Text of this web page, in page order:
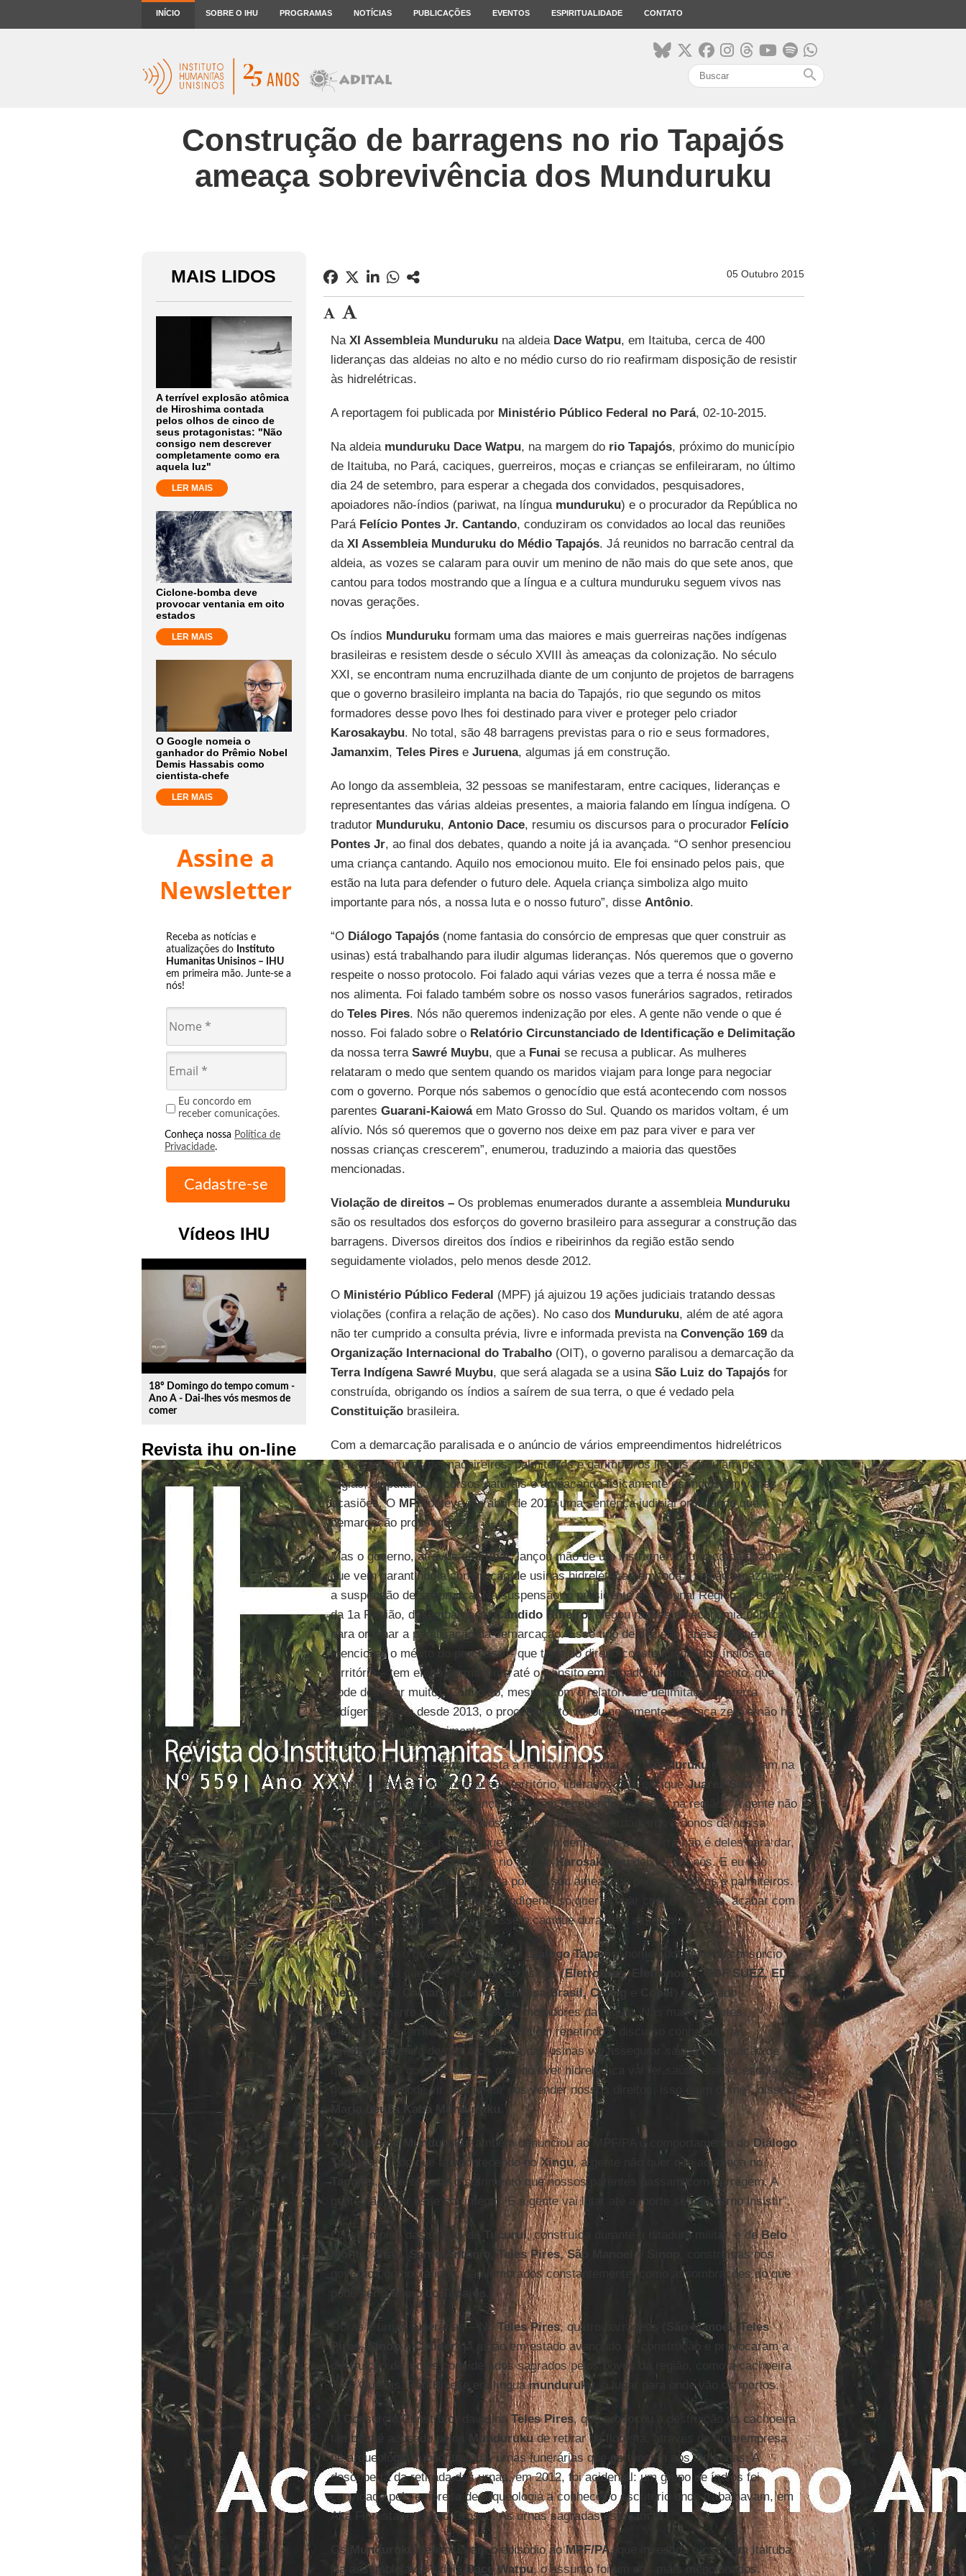
INÍCIO SOBRE O IHU PROGRAMAS NOTÍCIAS PUBLICAÇÕES EVENTOS ESPIRITUALIDADE CONTATO
search
Construção de barragens no rio Tapajós
ameaça sobrevivência dos Munduruku
MAIS LIDOS
A terrível explosão atômica
de Hiroshima contada
pelos olhos de cinco de
seus protagonistas: "Não
consigo nem descrever
completamente como era
aquela luz"
LER MAIS
Ciclone-bomba deve
provocar ventania em oito
estados
LER MAIS
O Google nomeia o
ganhador do Prêmio Nobel
Demis Hassabis como
cientista-chefe
LER MAIS
Assine a
Newsletter
Receba as notícias e
atualizações do Instituto
Humanitas Unisinos – IHU
em primeira mão. Junte-se a
nós!
Eu concordo em
receber comunicações.
Conheça nossa Política de
Privacidade.
Vídeos IHU
play_circle_outline
18º Domingo do tempo comum -
Ano A - Dai-lhes vós mesmos de
comer
Revista ihu on-line
05 Outubro 2015
Na XI Assembleia Mundurukuna aldeia Dace Watpu, em Itaituba, cerca de 400
lideranças das aldeias no alto e no médio curso do rio reafirmam disposição de resistir
às hidrelétricas.
A reportagem foi publicada por Ministério Público Federal no Pará, 02-10-2015.
Na aldeia munduruku Dace Watpu, na margem dorio Tapajós, próximo do município
de Itaituba, no Pará, caciques, guerreiros, moças e crianças se enfileiraram, no último
dia 24 de setembro, para esperar a chegada dos convidados, pesquisadores,
apoiadores não-índios (pariwat, na língua munduruku) e o procurador da República no
Pará Felício Pontes Jr. Cantando, conduziram os convidados ao local das reuniões
da XI Assembleia Munduruku do Médio Tapajós. Já reunidos no barracão central da
aldeia, as vozes se calaram para ouvir um menino de não mais do que sete anos, que
cantou para todos mostrando que a língua e a cultura munduruku seguem vivos nas
novas gerações.
Os índios Mundurukuformam uma das maiores e mais guerreiras nações indígenas
brasileiras e resistem desde o século XVIII às ameaças da colonização. No século
XXI, se encontram numa encruzilhada diante de um conjunto de projetos de barragens
que o governo brasileiro implanta na bacia do Tapajós, rio que segundo os mitos
formadores desse povo lhes foi destinado para viver e proteger pelo criador
Karosakaybu. No total, são 48 barragens previstas para o rio e seus formadores,
Jamanxim, Teles Pires eJuruena, algumas já em construção.
Ao longo da assembleia, 32 pessoas se manifestaram, entre caciques, lideranças e
representantes das várias aldeias presentes, a maioria falando em língua indígena. O
tradutor Munduruku, Antonio Dace, resumiu os discursos para o procurador Felício
Pontes Jr, ao final dos debates, quando a noite já ia avançada. “O senhor presenciou
uma criança cantando. Aquilo nos emocionou muito. Ele foi ensinado pelos pais, que
estão na luta para defender o futuro dele. Aquela criança simboliza algo muito
importante para nós, a nossa luta e o nosso futuro”, disse Antônio.
“O Diálogo Tapajós(nome fantasia do consórcio de empresas que quer construir as
usinas) está trabalhando para iludir algumas lideranças. Nós queremos que o governo
respeite o nosso protocolo. Foi falado aqui várias vezes que a terra é nossa mãe e
nos alimenta. Foi falado também sobre os nosso vasos funerários sagrados, retirados
do Teles Pires. Nós não queremos indenização por eles. A gente não vende o que é
nosso. Foi falado sobre o Relatório Circunstanciado de Identificação e Delimitação
da nossa terra Sawré Muybu, que a Funai se recusa a publicar. As mulheres
relataram o medo que sentem quando os maridos viajam para longe para negociar
com o governo. Porque nós sabemos o genocídio que está acontecendo com nossos
parentes Guarani-Kaiowáem Mato Grosso do Sul. Quando os maridos voltam, é um
alívio. Nós só queremos que o governo nos deixe em paz para viver e para ver
nossas crianças crescerem”, enumerou, traduzindo a maioria das questões
mencionadas.
Violação de direitos –Os problemas enumerados durante a assembleia Munduruku
são os resultados dos esforços do governo brasileiro para assegurar a construção das
barragens. Diversos direitos dos índios e ribeirinhos da região estão sendo
seguidamente violados, pelo menos desde 2012.
O Ministério Público Federal (MPF) já ajuizou 19 ações judiciais tratando dessas
violações (confira a relação de ações). No caso dos Munduruku, além de até agora
não ter cumprido a consulta prévia, livre e informada prevista na Convenção 169da
Organização Internacional do Trabalho(OIT), o governo paralisou a demarcação da
Terra Indígena Sawré Muybu, que será alagada se a usina São Luiz do Tapajósfor
construída, obrigando os índios a saírem de sua terra, o que é vedado pela
Constituiçãobrasileira.
Com a demarcação paralisada e o anúncio de vários empreendimentos hidrelétricos
na região, grupos de madeireiros, palmiteiros e garimpeiros ilegais circulam pela
região, disputando recursos naturais e ameaçando fisicamente os índios em várias
ocasiões. O MPFobteve em abril de 2015 uma sentença judicial ordenando que a
demarcação prosseguisse.
Mas o governo, através daFunai, lançou mão de um instrumento jurídico da ditadura
que vem garantindo a construção de usinas hidrelétricas em toda a região amazônica:
a suspensão de segurança. Na suspensão, o presidente do Tribunal Regional Federal
da 1a Região, desembargadorCândido Ribeiro, alegou razões de economia pública
para ordenar a paralisação da demarcação. Esse tipo de decisão, apesar de nem
mencionar o mérito do processo – que trata do direito constitucional dos índios ao
território – tem efeito permanente até o trânsito em julgado (último julgamento, que
pode demorar muito). Com isso, mesmo com o relatório de delimitação da terra
indígena pronto desde 2013, o procedimento voltou novamente à estaca zero e não há
previsão de prosseguimento.
Autodemarcação –Em resposta à negativa daFunai, os Munduruku se lançaram na
empreitada de autodemarcar seu território, liderados pelo caciqueJuarez Saw
Munduruku, uma das lideranças que vêm recebendo ameaças na região. “A gente não
tá emprestando essa terra. Nós somos brasileiros verdadeiros e donos da nossa
terra. Não estamos pedindo que o governo demarque, essa terra não é deles para dar,
é nossa. Essa terra aqui, esse rio aqui, oKarosakaybudeixou pra nós. E eu não
posso mais andar na minha terra porque sou ameaçado por madeireiros e palmiteiros.
O governo não olha mais para o indígena, só quer acabar com o indígena, acabar com
a floresta, acabar com o rio”, disse o cacique durante a assembleia.
Tanto quanto o governo brasileiro, o Diálogo Tapajós, nome adotado pelo consórcio
de empresas que quer construir as usinas (Eletrobras, Eletronorte, GDF SUEZ, EDF,
Neoenergia, Camargo Corrêa, Endesa Brasil, Cemig
Copel
) é acusado
constantemente de violações pelos moradores da região. Nas mais recentes
incursões no território, as empresas vêm repetindo o discurso conhecido na
Amazôniainteira de que a chegada das usinas vai assegurar saúde e educação de
qualidade. “O governo diz que quando tiver hidrelétrica vai ter saúde, vai ter escola. O
governo não pode vir aqui tentar nos vender nossos direitos, isso é um crime”, disse a
Maria Leuza Kaba Munduruku
Adauto Akai Mundurukutambém denunciou ao MPF/PA o comportamento doDiálogo
Tapajós. “Tudo que tá acontecendo noXingu, a gente não quer que aconteça no
Tapajós. A gente sabe o sofrimento que nossos parentes passam com barragem. A
gente não quer esse sofrimento. E a gente vai lutar até a morte se o governo insistir”.
Os exemplos das usinas de Tucuruí, construída durante a ditadura militar, e deBelo
Monte, Jirau, Santo Antônio, Teles Pires, São Manoele
, construídas nos
governos democráticos, são lembrados constantemente, como assombrações do que
pode ser o futuro do
Tapajós
Obras e urnas funerárias – No Teles Pires, quatro barragens (
São Manoel, Teles
Pires, Sinop e Colíder) já estão em estado avançado de construção e provocaram a
destruição de locais considerados sagrados pelos povos da região, como a cachoeira
Sete Quedas, Pari Bixexe em línguamunduruku , o lugar para onde vão os mortos.
O Consórcio Construtor da usinaTeles Pires, que provocou a destruição da cachoeira
também é acusado pelos
Mundurukude retirar da floresta, através de uma empresa
de arqueologia subcontratada, urnas funerárias que pertencem aos indígenas. A
descoberta da retirada das urnas, em 2012, foi acidental: um grupo de índios foi
convidado pela empresa de arqueologia a conhecer o escritório onde trabalhavam, em
Alta Floresta, no Mato Grosso. As urnas sagradas estavam lá.
Os Mundurukudenunciaram o episódio aoMPF/PA, que investiga o caso em Itaituba.
Na assembleia da aldeia Dace Watpu, o assunto foi um dos mais mencionados.